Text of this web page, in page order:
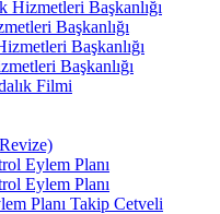
Hizmetleri Başkanlığı
Başkanlığı
Başkanlığı
Başkanlığı
Filmi
Eylem Planı
Eylem Planı
Planı Takip Cetveli